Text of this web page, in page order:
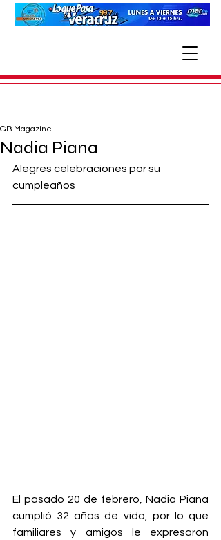
Nadia Piana
GB Magazine
Alegres celebraciones por su
cumpleaños
El pasado 20 de febrero, Nadia Piana
cumplió 32 años de vida, por lo que
familiares y amigos le expresaron